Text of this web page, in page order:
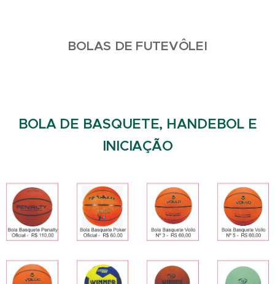
BOLAS DE FUTEVÔLEI
BOLA DE BASQUETE, HANDEBOL E
INICIAÇÃO